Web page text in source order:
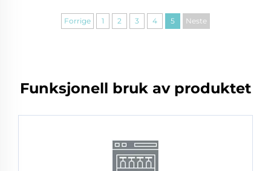
Forrige 1 2 3 4 5 Neste
Funksjonell bruk av produktet